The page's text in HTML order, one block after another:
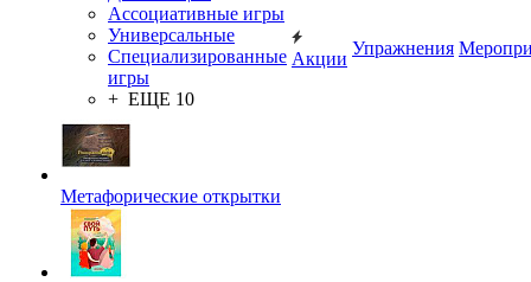
Ассоциативные игры
Универсальные
Специализированные
игры
+ ЕЩЕ 10
Метафорические открытки
Акции
Упражнения